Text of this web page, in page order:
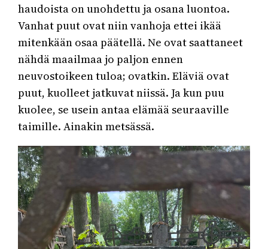
haudoista on unohdettu ja osana luontoa.
Vanhat puut ovat niin vanhoja ettei ikää
mitenkään osaa päätellä. Ne ovat saattaneet
nähdä maailmaa jo paljon ennen
neuvostoikeen tuloa; ovatkin. Eläviä ovat
puut, kuolleet jatkuvat niissä. Ja kun puu
kuolee, se usein antaa elämää seuraaville
taimille. Ainakin metsässä.